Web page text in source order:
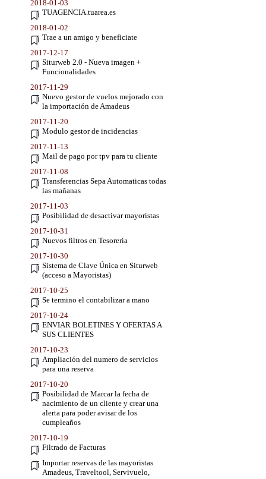
2018-01-03
TUAGENCIA.tuarea.es
2018-01-02
Trae a un amigo y beneficiate
2017-12-17
Siturweb 2.0 - Nueva imagen +
Funcionalidades
2017-11-29
Nuevo gestor de vuelos mejorado con
la importación de Amadeus
2017-11-20
Modulo gestor de incidencias
2017-11-13
Mail de pago por tpv para tu cliente
2017-11-08
Transferencias Sepa Automaticas todas
las mañanas
2017-11-03
Posibilidad de desactivar mayoristas
2017-10-31
Nuevos filtros en Tesoreria
2017-10-30
Sistema de Clave Única en Siturweb
(acceso a Mayoristas)
2017-10-25
Se termino el contabilizar a mano
2017-10-24
ENVIAR BOLETINES Y OFERTAS A
SUS CLIENTES
2017-10-23
Ampliación del numero de servicios
para una reserva
2017-10-20
Posibilidad de Marcar la fecha de
nacimiento de un cliente y crear una
alerta para poder avisar de los
cumpleaños
2017-10-19
Filtrado de Facturas
Importar reservas de las mayoristas
Amadeus, Traveltool, Servivuelo,